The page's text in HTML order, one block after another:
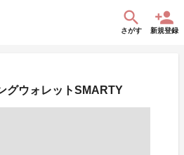
さがす 新規登録
グウォレットSMARTY